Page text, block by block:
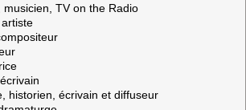
musicien, TV on the Radio
historien, écrivain et diffuseur